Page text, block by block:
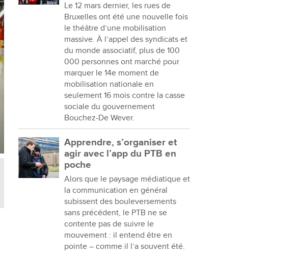
Le 12 mars dernier, les rues de
Bruxelles ont été une nouvelle fois
le théâtre d’une mobilisation
massive. À l’appel des syndicats et
du monde associatif, plus de 100
000 personnes ont marché pour
marquer le 14e moment de
mobilisation nationale en
seulement 16 mois contre la casse
sociale du gouvernement
Bouchez-De Wever.
Apprendre, s’organiser et
agir avec l’app du PTB en
poche
Alors que le paysage médiatique et
la communication en général
subissent des bouleversements
sans précédent, le PTB ne se
contente pas de suivre le
mouvement : il entend être en
pointe – comme il l’a souvent été.